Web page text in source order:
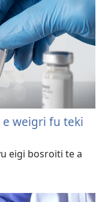
e weigri fu teki
eigi bosroiti te a